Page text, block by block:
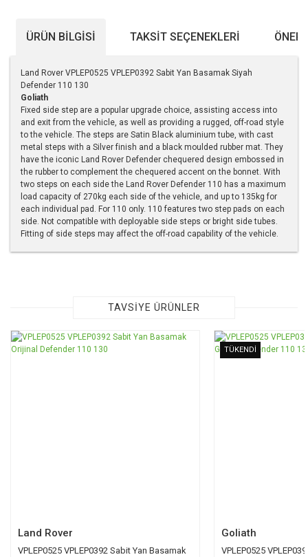
ÜRÜN BILGISI TAKSIT SEÇENEKLERI
Land Rover VPLEP0525 VPLEP0392 Sabit Yan Basamak Siyah
Defender 110 130
Goliath
Fixed side step are a popular upgrade choice, assisting access into
and exit from the vehicle, as well as providing a rugged, off-road style
to the vehicle. The steps are Satin Black aluminium tube, with cast
metal steps with a Silver finish and a black moulded rubber mat. They
have the iconic Land Rover Defender chequered design embossed in
the rubber to complement the chequered accent on the bonnet. With
two steps on each side the Land Rover Defender 110 has a maximum
load capacity of 270kg each side of the vehicle, and up to 135kg for
each individual pad. For 110 only. 110 features two step pads on each
side. Not compatible with deployable side steps or bright side tubes.
Fitting of side steps may affect the off-road capability of the vehicle.
Görüş ve önerileriniz için teşekkür ederiz.
Ürün resmi kalitesiz, bozuk veya görüntülenemiyor.
TAVSİYE ÜRÜNLER
Land Rover
VPLEP0525 VPLEP0392 Sabit Yan Basamak
TÜKENDİ
Goliath
VPLEP0525